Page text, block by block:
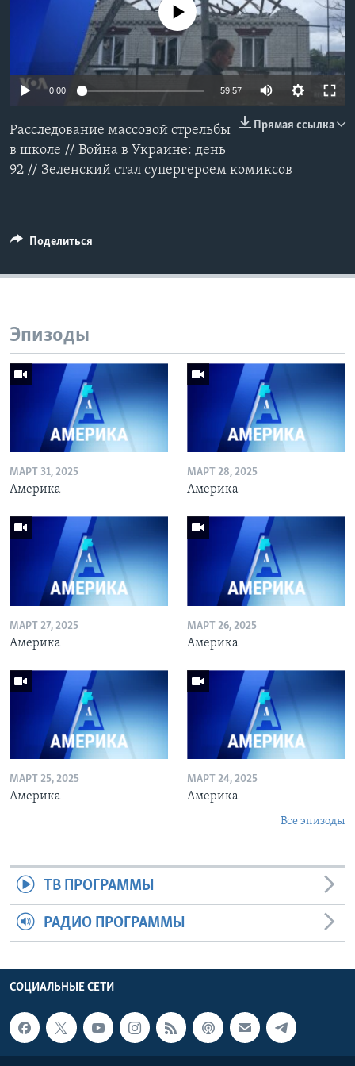
Learning English
СОЦИАЛЬНЫЕ СЕТИ
Языки
No media source currently available
0:00 59:57
Прямая ссылка
Расследование массовой стрельбы
в школе // Война в Украине: день
92 // Зеленский стал супергероем комиксов
Поделиться
Эпизоды
МАРТ 31, 2025
Америка
МАРТ 28, 2025
Америка
МАРТ 27, 2025
Америка
МАРТ 26, 2025
Америка
МАРТ 25, 2025
Америка
МАРТ 24, 2025
Америка
Все эпизоды
ТВ ПРОГРАММЫ
РАДИО ПРОГРАММЫ
СОЦИАЛЬНЫЕ СЕТИ